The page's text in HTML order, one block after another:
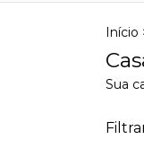
Início
Sua